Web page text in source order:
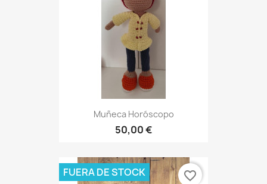
Muñeca Horóscopo
50,00 €
FUERA DE STOCK favorite_border